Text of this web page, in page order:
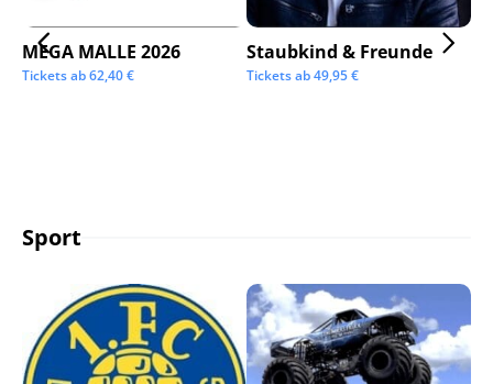
MEGA MALLE 2026
Tickets ab62,40€
Staubkind & Freunde
Tickets ab49,95€
Sport